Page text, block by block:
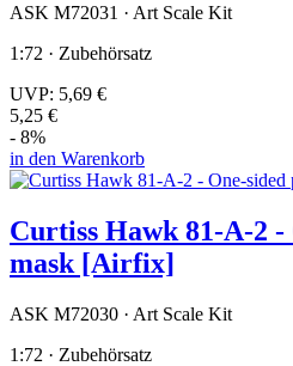
ASK M72031 · Art Scale Kit
1:72 · Zubehörsatz
UVP: 5,69 €
5,25 €
- 8%
in den Warenkorb
Curtiss Hawk 81-A-2
mask [Airfix]
ASK M72030 · Art Scale Kit
1:72 · Zubehörsatz